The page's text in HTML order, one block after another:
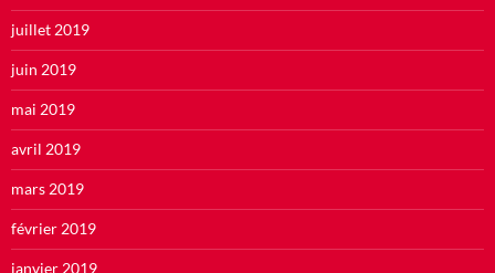
juillet 2019
juin 2019
mai 2019
avril 2019
mars 2019
février 2019
janvier 2019